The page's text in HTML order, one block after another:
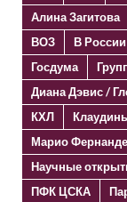
Алина Загитова
ВОЗ
В России
Госдума
Диана Дэвис /
КХЛ
Марио
Научные
ПФК ЦСКА